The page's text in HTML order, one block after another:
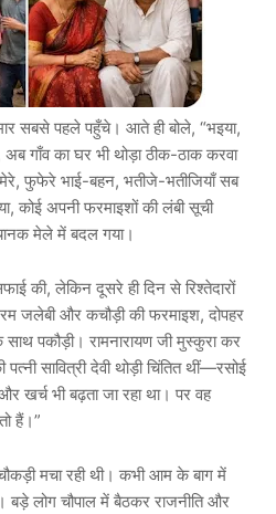
सबसे पहले पहुँचे। आते ही बोले, “भइया,
गाँव का घर भी थोड़ा ठीक-ठाक करवा
फुफेरे भाई-बहन, भतीजे-भतीजियाँ सब
अपनी फरमाइशों की लंबी सूची
मेले में बदल गया।
की, लेकिन दूसरे ही दिन से रिश्तेदारों
जलेबी और कचौड़ी की फरमाइश, दोपहर
पकौड़ी। रामनारायण जी मुस्कुरा कर
सावित्री देवी थोड़ी चिंतित थीं—रसोई
खर्च भी बढ़ता जा रहा था। पर वह
हैं।”
मचा रही थी। कभी आम के बाग में
बड़े लोग चौपाल में बैठकर राजनीति और